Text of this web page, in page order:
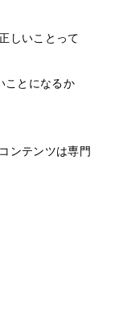
しいことって
ことになるか
ンテンツは専門